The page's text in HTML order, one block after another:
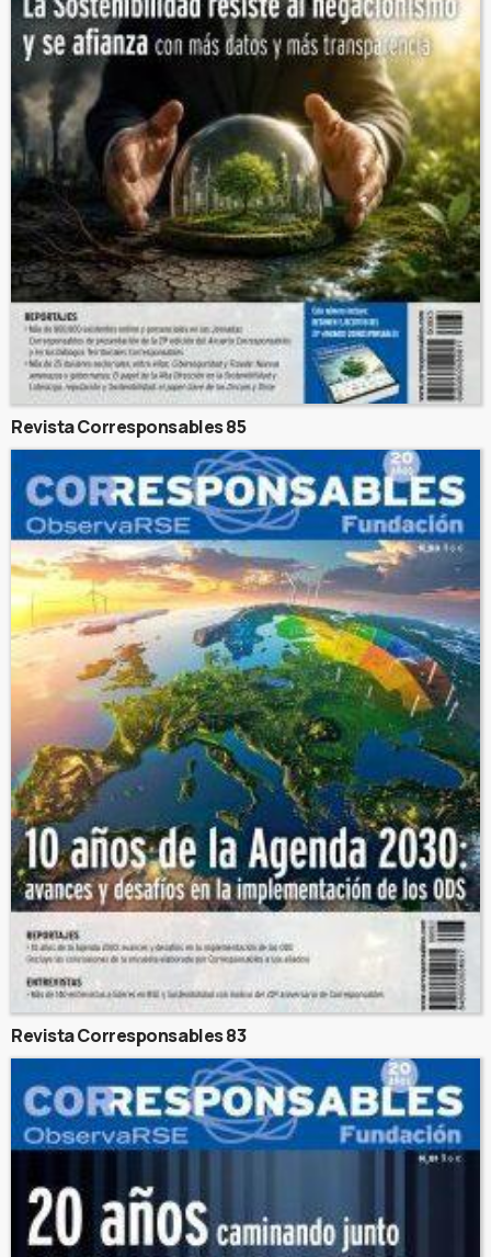
Revista Corresponsables 85
Revista Corresponsables 83